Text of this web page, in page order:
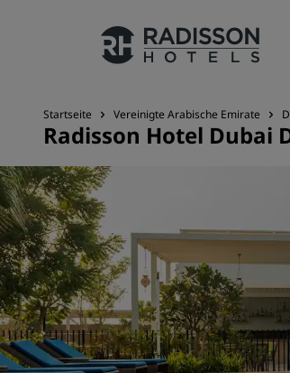
Unsere Marken
Marken von Radisson Hotels
Startseite Vereinigte Arabische Emirate
Radisson Hotel Dubai